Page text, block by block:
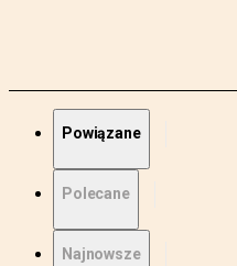
Powiązane
Polecane
Najnowsze